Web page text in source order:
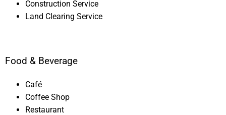
Construction Service
Land Clearing Service
Food & Beverage
Café
Coffee Shop
Restaurant